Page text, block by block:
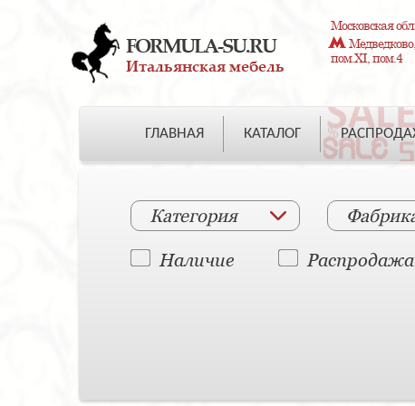
FORMULA-SU.RU
Итальянская мебель
Московская
пом.XI, пом.4
ГЛАВНАЯ КАТАЛОГ
Категория
Наличие Распродажа